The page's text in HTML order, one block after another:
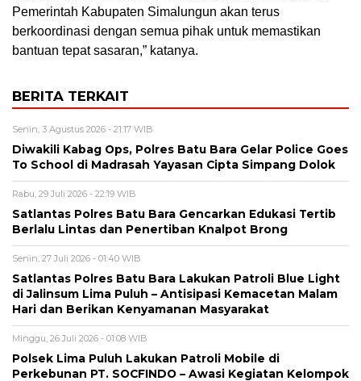
Pemerintah Kabupaten Simalungun akan terus
berkoordinasi dengan semua pihak untuk memastikan
bantuan tepat sasaran,” katanya.
BERITA TERKAIT
Senin, 3 Agustus 2026 - 21:17 WIB
Diwakili Kabag Ops, Polres Batu Bara Gelar Police Goes
To School di Madrasah Yayasan Cipta Simpang Dolok
Rabu, 29 Juli 2026 - 22:19 WIB
Satlantas Polres Batu Bara Gencarkan Edukasi Tertib
Berlalu Lintas dan Penertiban Knalpot Brong
Senin, 27 Juli 2026 - 01:40 WIB
Satlantas Polres Batu Bara Lakukan Patroli Blue Light
di Jalinsum Lima Puluh – Antisipasi Kemacetan Malam
Hari dan Berikan Kenyamanan Masyarakat
Minggu, 26 Juli 2026 - 01:08 WIB
Polsek Lima Puluh Lakukan Patroli Mobile di
Perkebunan PT. SOCFINDO – Awasi Kegiatan Kelompok